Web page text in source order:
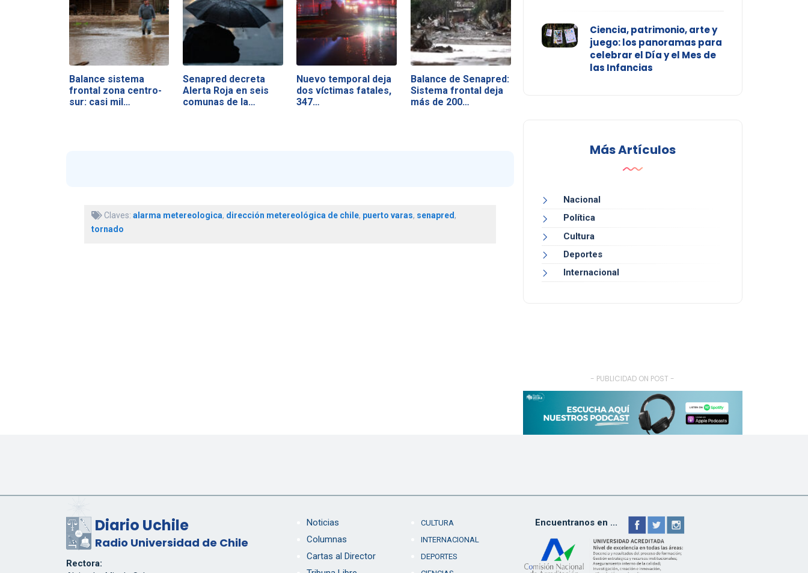
Balance sistema
frontal zona centro-
sur: casi mil…
Senapred decreta
Alerta Roja en seis
comunas de la…
Nuevo temporal deja
dos víctimas fatales,
347…
Balance de Senapred:
Sistema frontal deja
más de 200…
Claves: alarma metereologica, dirección metereológica de chile, puerto varas, senapred,
tornado
Ciencia, patrimonio, arte y
juego: los panoramas para
celebrar el Día y el Mes de
las Infancias
Más Artículos
Nacional
Política
Cultura
Deportes
Internacional
- PUBLICIDAD ON POST -
Diario Uchile
Radio Universidad de Chile
Rectora:
Noticias
Columnas
Cartas al Director
CULTURA
INTERNACIONAL
DEPORTES
Encuentranos en ...